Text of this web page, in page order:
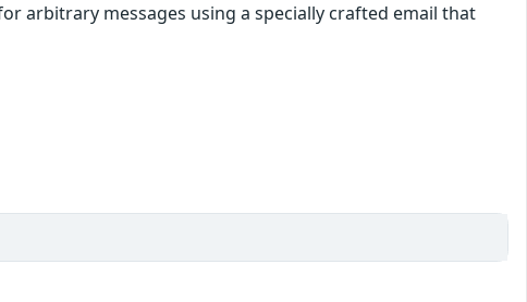
arbitrary messages using a specially crafted email that